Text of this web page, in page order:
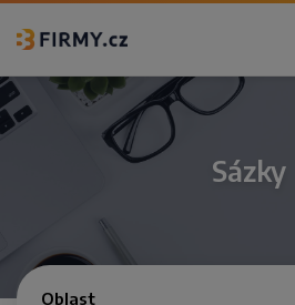
Sázky
Oblast